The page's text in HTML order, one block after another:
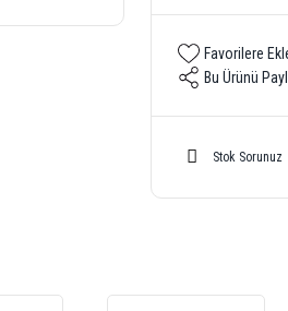
Bu Ürünü
Stok Sorunuz